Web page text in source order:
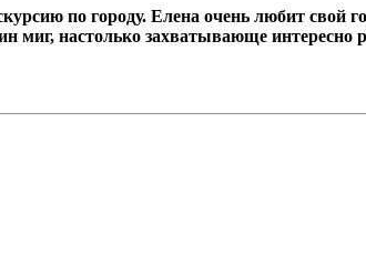
по городу. Елена очень любит свой
миг, настолько захватывающе